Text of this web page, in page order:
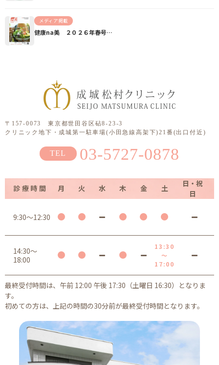
メディア掲載
健康na美 ２０２６年春号…
〒157-0073 東京都世田谷区砧8-23-3
クリニック地下・成城第一駐車場(小田急線高架下)21番(出口付近)
03-5727-0878
診療時間 月 火 水 木 金 土
日・祝
日
9:30～12:30
14:30～
18:00
13:30
～
17:00
最終受付時間は、午前 12:00 午後 17:30（土曜日 16:30）となりま
す。
初めての方は、上記の時間の30分前が最終受付時間となります。